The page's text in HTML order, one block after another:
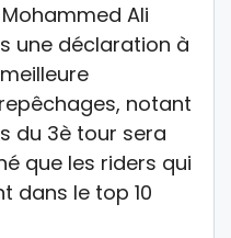
Ali
une déclaration à
notant
du 3è tour sera
que les riders qui
dans le top 10